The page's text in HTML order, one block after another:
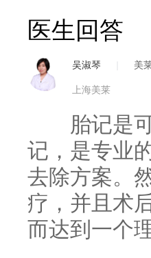
医生回答
吴淑琴 美
上海美莱
胎记是可
记，是专业
去除方案。
疗，并且术
而达到一个